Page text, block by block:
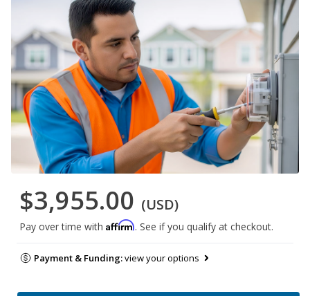
$3,955.00 (USD)
Pay over time with Affirm. See if you qualify at checkout.
Payment & Funding:view your options